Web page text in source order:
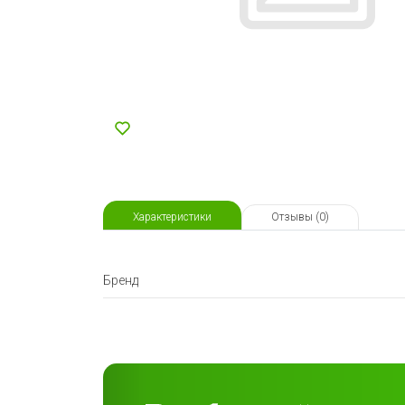
Характеристики Отзывы (0)
Бренд